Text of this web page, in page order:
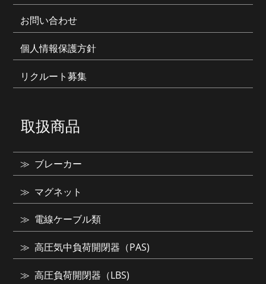
お問い合わせ
個人情報保護方針
リクルート募集
取扱商品
ブレーカー
マグネット
電線ケーブル類
高圧気中負荷開閉器（PAS)
高圧負荷開閉器（LBS)